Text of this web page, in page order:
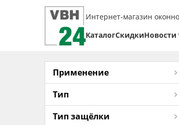
Интернет-магазин
КаталогСкидкиНовости
Применение
Тип
Тип защёлки